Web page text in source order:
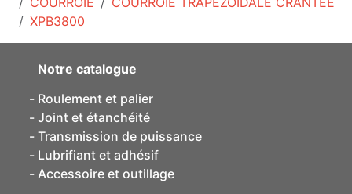
XPB3800
Notre catalogue
Roulement et palier
Joint et étanchéité
Transmission de puissance
Lubrifiant et adhésif
Accessoire et outillage